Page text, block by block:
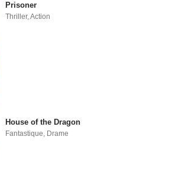
Prisoner
Thriller,Action
House of the Dragon
Fantastique, Drame